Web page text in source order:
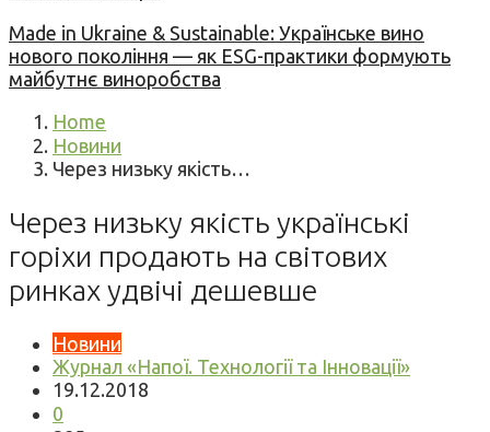
Made in Ukraine & Sustainable: Українське вино
нового покоління — як ESG-практики формують
майбутнє виноробства
Home
Новини
Через низьку якість…
Через низьку якість українські
горіхи продають на світових
ринках удвічі дешевше
Новини
Журнал «Напої. Технології та Інновації»
19.12.2018
0